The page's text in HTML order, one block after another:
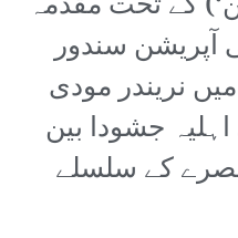
آپریشن سندور
نریندر مودی
جشودا بین
کے سلسلے